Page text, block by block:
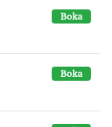
Boka
Boka